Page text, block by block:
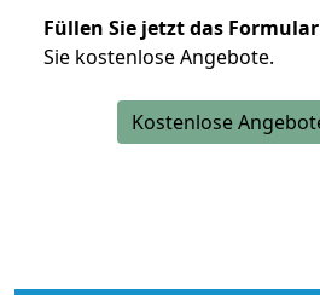
Füllen Sie jetzt das
Sie kostenlose Angebote.
Kostenlose